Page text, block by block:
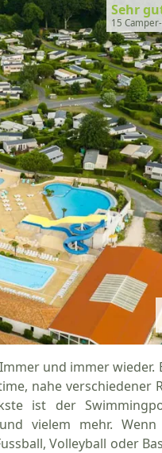
Sehr
15
und immer wieder.
nahe verschiedener
ist der
vielem mehr.
Volleyball oder